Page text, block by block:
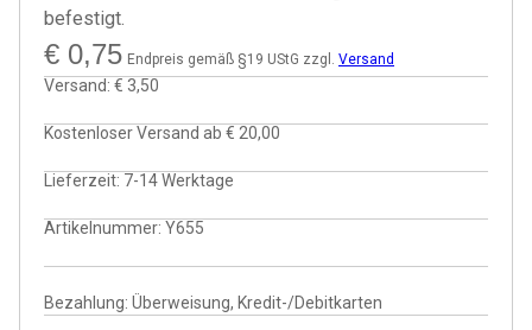
befestigt.
€ 0,75 Endpreis gemäß §19 UStG zzgl. Versand
Versand: € 3,50
Kostenloser Versand ab € 20,00
Lieferzeit: 7-14 Werktage
Artikelnummer: Y655
Bezahlung: Überweisung, Kredit-/Debitkarten